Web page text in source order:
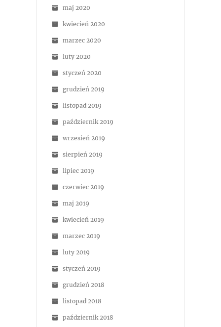
maj 2020
kwiecień 2020
marzec 2020
luty 2020
styczeń 2020
grudzień 2019
listopad 2019
październik 2019
wrzesień 2019
sierpień 2019
lipiec 2019
czerwiec 2019
maj 2019
kwiecień 2019
marzec 2019
luty 2019
styczeń 2019
grudzień 2018
listopad 2018
październik 2018